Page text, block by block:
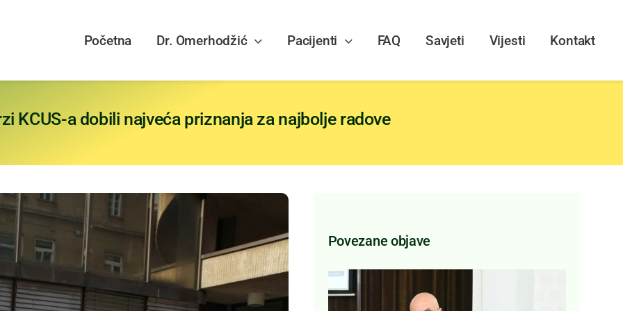
Početna Dr. Omerhodžić Pacijenti FAQ Savjeti Vijesti Kontakt
KCUS-a dobili najveća priznanja za najbolje radove
Povezane objave